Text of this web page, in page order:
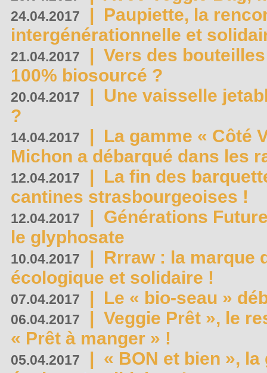
24.04.2017 | Paupiette, la
intergénérationnelle et
21.04.2017 | Vers des
100% biosourcé ?
20.04.2017 | Une vaisselle
?
14.04.2017 | La gamme « Côté
Michon a débarqué dans les
12.04.2017 | La fin des
cantines strasbourgeoises !
12.04.2017 | Générations
le glyphosate
10.04.2017 | Rrraw : la marque
écologique et solidaire !
07.04.2017 | Le « bio-seau »
06.04.2017 | Veggie Prêt », le
« Prêt à manger » !
05.04.2017 | « BON et bien »,